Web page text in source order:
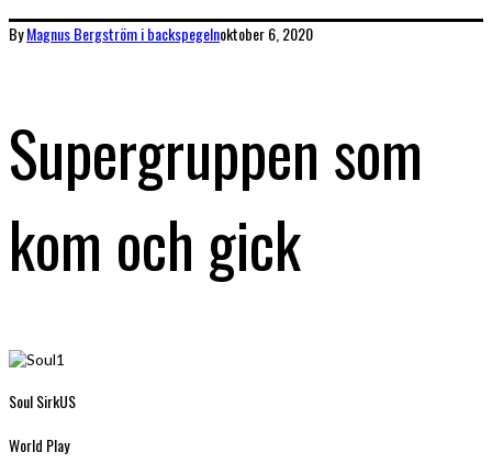
ByMagnus Bergströmi backspegelnoktober 6, 2020
Supergruppen som
kom och gick
Soul SirkUS
World Play